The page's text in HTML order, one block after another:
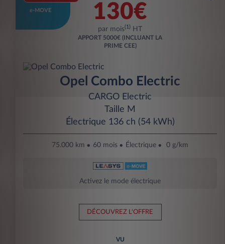
e-MOVE 130€
par mois(1) HT
APPORT 5000€ (INCLUANT LA
PRIME CEE)
Opel Combo Electric
CARGO Electric
Taille M
Électrique 136 ch (54 kWh)
75.000 km 60 mois Électrique 0 g/km
Activez le mode électrique
DÉCOUVREZ L'OFFRE
VU